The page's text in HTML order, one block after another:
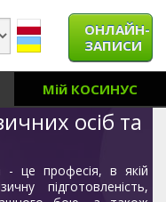
ОНЛАЙН-
ЗАПИСИ
Мій КОСИНУС
осіб та
- це професія, в якій
підготовленість,